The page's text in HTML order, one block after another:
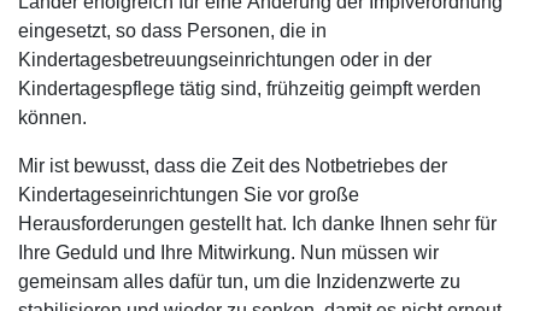
eingesetzt, so dass Personen, die in
Kindertagesbetreuungseinrichtungen oder in der
Kindertagespflege tätig sind, frühzeitig geimpft werden
können.
Mir ist bewusst, dass die Zeit des Notbetriebes der
Kindertageseinrichtungen Sie vor große
Herausforderungen gestellt hat. Ich danke Ihnen sehr für
Ihre Geduld und Ihre Mitwirkung. Nun müssen wir
gemeinsam alles dafür tun, um die Inzidenzwerte zu